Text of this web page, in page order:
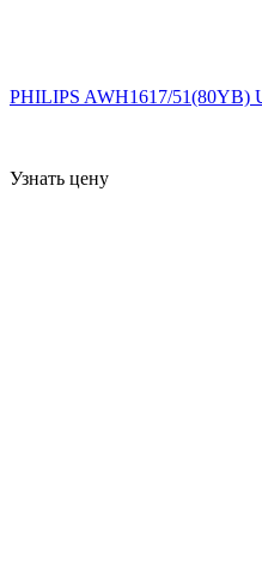
PHILIPS AWH1617/51(80YB)
Узнать цену